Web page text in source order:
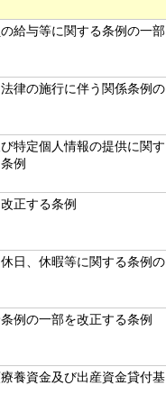
給与等に関する条例の一部
律の施行に伴う関係条例の
特定個人情報の提供に関す
例
正する条例
日、休暇等に関する条例の
例の一部を改正する条例
養資金及び出産資金貸付基